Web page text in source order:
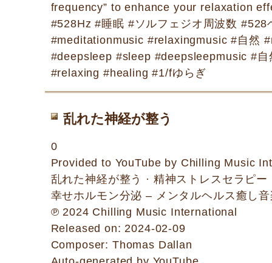
frequency” to enhance your relaxation
#528Hz #睡眠 #ソルフェジオ周波数 #528
#meditationmusic #relaxingmusic #自然
#deepsleep #sleep #deepsleepmusic #自
#relaxing #healing #1/fゆらぎ
乱れた神経が整う
0
Provided to YouTube by Chilling Music
乱れた神経が整う · 精神ストレスセラピー
幸せホルモン分泌 – メンタルヘルス癒し
℗ 2024 Chilling Music International
Released on: 2024-02-09
Composer: Thomas Dallan